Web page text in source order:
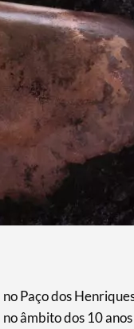
Paço dos
âmbito dos 10